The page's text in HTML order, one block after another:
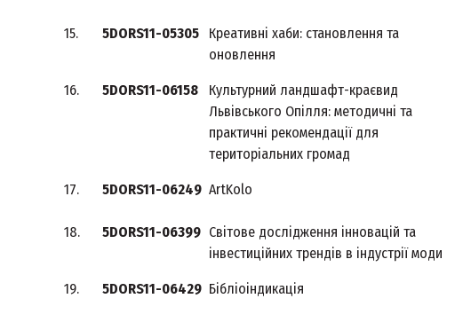
15. 5DORS11-05305
Креативні хаби: становлення та
оновлення
16. 5DORS11-06158
Культурний ландшафт-краєвид
Львівського Опілля: методичні та
практичні рекомендації для
територіальних громад
17. 5DORS11-06249 ArtKolo
18. 5DORS11-06399 Світове дослідження інновацій та
інвестиційних трендів в індустрії моди
19. 5DORS11-06429 Бібліоіндикація